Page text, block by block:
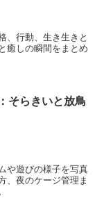
、行動、生き生きと
癒しの瞬間をまとめ
そらきいと放鳥
や遊びの様子を写真
、夜のケージ管理ま